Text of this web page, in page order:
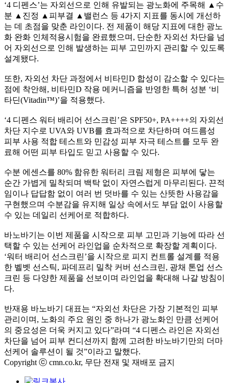
‘4 디펜스’는 자외선으로 인해 유발되는 광노화에 주목해 ▲수
분 ▲진정 ▲피부결 ▲밸런스 등 4가지 지표를 동시에 개선하
는 데 초점을 맞춘 라인이다. 전 제품이 해당 지표에 대한 광노
화 완화 인체적용시험을 완료했으며, 단순한 자외선 차단을 넘
어 자외선으로 인해 발생하는 피부 고민까지 관리할 수 있도록
설계됐다.
또한, 자외선 차단 과정에서 비타민D 합성이 감소할 수 있다는
점에 착안해, 비타민D 작용 메커니즘을 반영한 특허 성분 ‘비
타딘(Vitadin™)’을 적용했다.
‘4 디펜스 워터 배리어 선스크린’은 SPF50+, PA++++의 자외선
차단 지수로 UVA와 UVB를 효과적으로 차단하며 여드름성
피부 사용 적합 테스트와 민감성 피부 자극 테스트를 모두 완
료해 어떤 피부 타입도 믿고 사용할 수 있다.
수분 에센스를 80% 함유한 워터리 크림 제형은 피부에 닿는
순간 가볍게 밀착되며 백탁 없이 자연스럽게 마무리된다. 끈적
임이나 답답함 없이 여러 번 덧바를 수 있는 산뜻한 사용감을
구현했으며 수분감을 유지해 일상 속에서도 부담 없이 사용할
수 있는 데일리 선케어로 적합하다.
바노바기는 이번 제품을 시작으로 피부 고민과 기능에 따라 선
택할 수 있는 선케어 라인업을 순차적으로 확장할 계획이다.
‘워터 배리어 선스크린’을 시작으로 피지 컨트롤 설계를 적용
한 벨벳 선스틱, 파데프리 밀착 커버 선스크린, 광채 톤업 선스
크린 등 다양한 제품을 선보이며 라인업을 확대해 나갈 방침이
다.
반재용 바노바기 대표는 “자외선 차단은 가장 기본적인 피부
관리이며, 노화의 주요 원인 중 하나가 광노화인 만큼 선케어
의 중요성은 더욱 커지고 있다”라며 “4 디펜스 라인은 자외선
차단을 넘어 피부 컨디션까지 함께 고려한 바노바기만의 더마
선케어 솔루션이 될 것”이라고 말했다.
Copyright ⓒ cmn.co.kr, 무단 전재 및 재배포 금지